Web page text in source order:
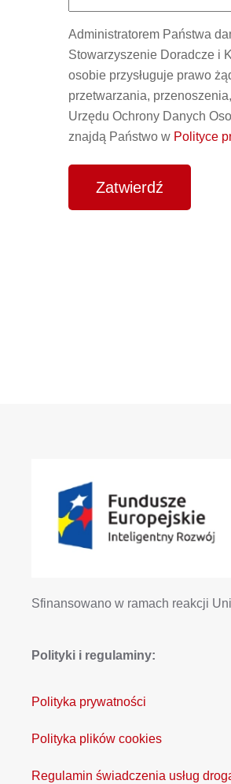
Administratorem Państwa
Stowarzyszenie Doradcze i
osobie przysługuje prawo
przetwarzania,
Urzędu Ochrony Danych
znajdą Państwo w Polityce
Sfinansowano w ramach reakcji
Polityki i regulaminy:
Polityka prywatności
Polityka plików cookies
Regulamin świadczenia usług